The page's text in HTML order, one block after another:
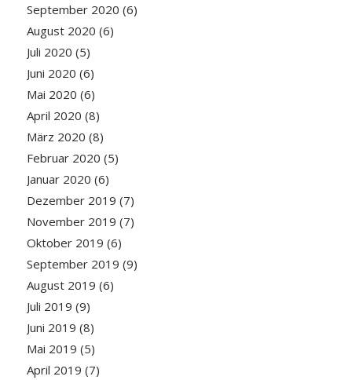
September 2020 (6)
August 2020 (6)
Juli 2020 (5)
Juni 2020 (6)
Mai 2020 (6)
April 2020 (8)
März 2020 (8)
Februar 2020 (5)
Januar 2020 (6)
Dezember 2019 (7)
November 2019 (7)
Oktober 2019 (6)
September 2019 (9)
August 2019 (6)
Juli 2019 (9)
Juni 2019 (8)
Mai 2019 (5)
April 2019 (7)